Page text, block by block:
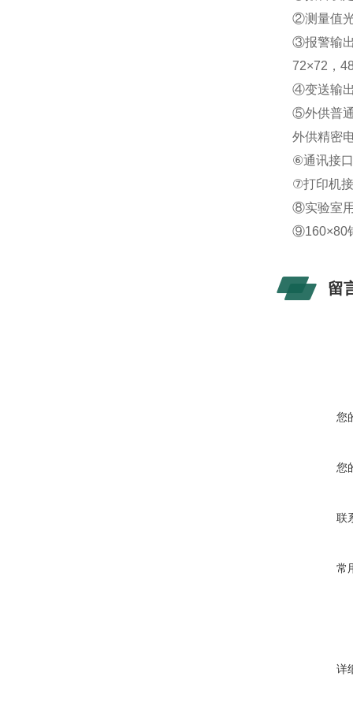
②测量值
③报警输
72×72，
④变送输
⑤外供普
外供精密
⑥通讯接
⑦打印机
⑧实验室
⑨160×80
留
您
您
联
常
详